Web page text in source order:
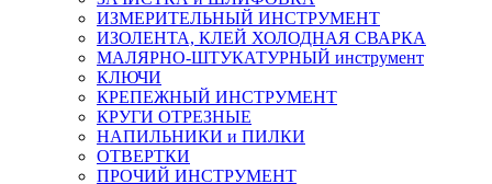
ИЗМЕРИТЕЛЬНЫЙ ИНСТРУМЕНТ
ИЗОЛЕНТА, КЛЕЙ ХОЛОДНАЯ СВАРКА
МАЛЯРНО-ШТУКАТУРНЫЙ инструмент
КЛЮЧИ
КРЕПЕЖНЫЙ ИНСТРУМЕНТ
КРУГИ ОТРЕЗНЫЕ
НАПИЛЬНИКИ и ПИЛКИ
ОТВЕРТКИ
ПРОЧИЙ ИНСТРУМЕНТ